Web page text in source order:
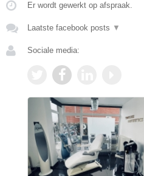
Er wordt gewerkt op afspraak.
Laatste facebook posts ▼
Sociale media: